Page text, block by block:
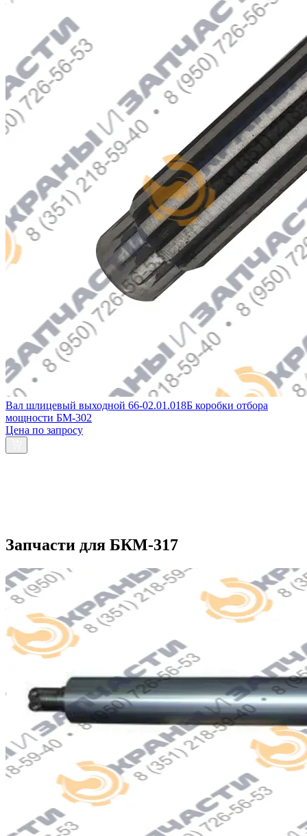
Вал шлицевый выходной 66-02.01.018Б коробки отбора
мощности БМ-302
Цена по запросу
Запчасти для БКМ-317